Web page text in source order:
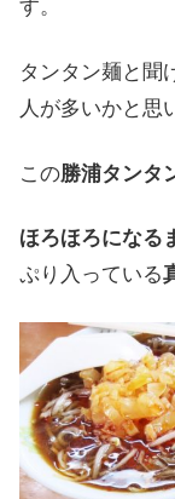
す。
タンタン麺と 聞
人が多いかと思
この勝浦タンタ
ほろほろになる
ぷり 入っている